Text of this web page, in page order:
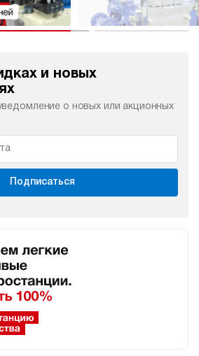
и новых
о новых или акционных
Подписаться